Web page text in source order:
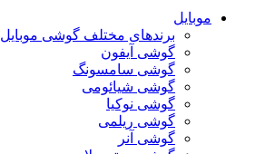
موبایل
برندهای مختلف گوشی موبایل
گوشی آیفون
گوشی سامسونگ
گوشی شیائومی
گوشی نوکیا
گوشی ریلمی
گوشی آنر